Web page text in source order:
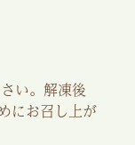
い。解凍後
にお召し上が